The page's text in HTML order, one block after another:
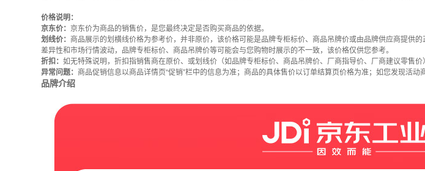
价格说明：
京东价： 京东价为商品的销售价，是您最终决定是否购买商品的依据。
划线价： 商品展示的划横线价格为参考价，并非原价，该价格可能是品牌专柜标价、商品吊牌价或由品牌供应商提供
差异性和市场行情波动，品牌专柜标价、商品吊牌价等可能会与您购物时展示的不一致，该价格仅供您参考。
折扣： 如无特殊说明，折扣指销售商在原价、或划线价（如品牌专柜标价、商品吊牌价、厂商指导价、厂商建议零售
异常问题： 商品促销信息以商品详情页“促销”栏中的信息为准；商品的具体售价以订单结算页价格为准；如您发现活动
品牌介绍